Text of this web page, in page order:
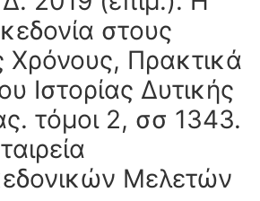
στους
Χρόνους, Πρακτικά
Ιστορίας Δυτικής
τόμοι 2, σσ 1343.
Μελετών